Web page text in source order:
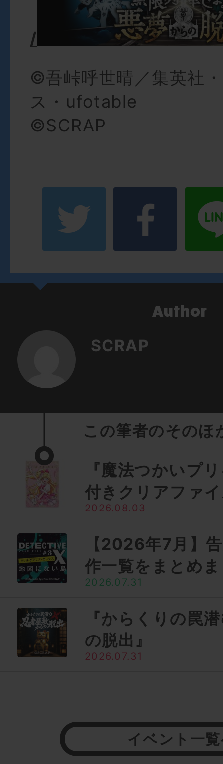
/
©吾峠呼世晴／集英社
ス・ufotable
©SCRAP
SCRAP
この筆者のそのほ
『魔法つかいプ
付きクリアファ
2026.08.03
【2026年7月】
作一覧をまとめ
2026.07.31
『からくりの罠
の脱出』
2026.07.31
イベント一